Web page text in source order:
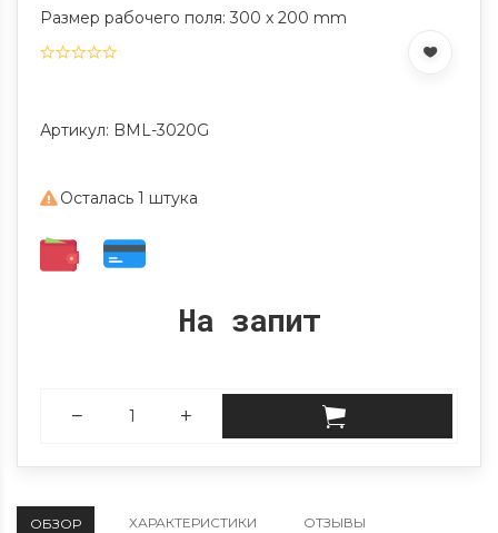
Размер рабочего поля: 300 x 200 mm
Артикул: BML-3020G
Осталась 1 штука
На запит
ОБЗОР ХАРАКТЕРИСТИКИ ОТЗЫВЫ